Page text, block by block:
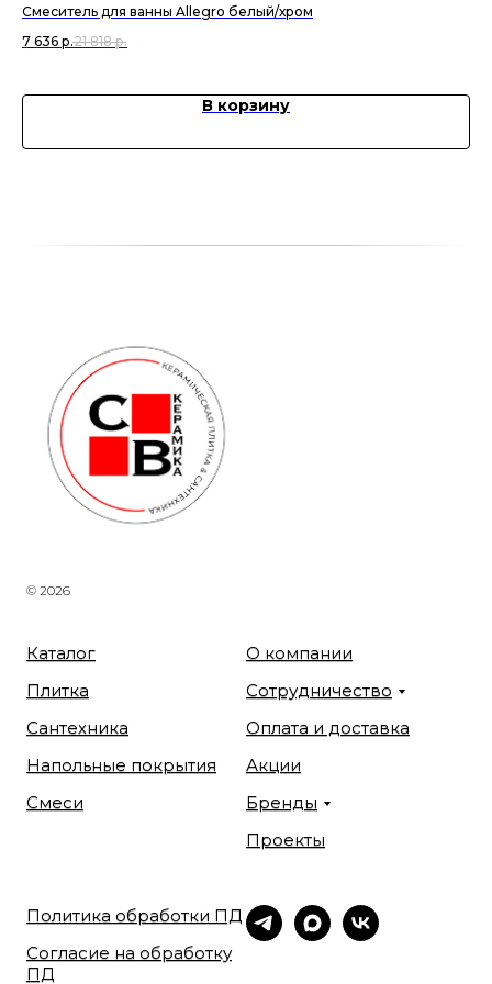
Смеситель для ванны Allegro белый/хром
7 636 р.21 818 р.
В корзину
© 2026
Каталог
Плитка
Сантехника
Напольные покрытия
Смеси
О компании
Сотрудничество
Оплата и доставка
Акции
Бренды
Проекты
Политика обработки ПД
Согласие на обработку
ПД